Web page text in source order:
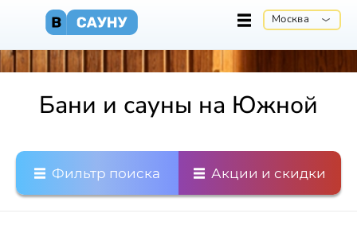
Москва
Бани и сауны на Южной
Фильтр поиска Акции и скидки